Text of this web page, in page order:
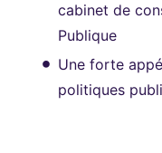
cabinet de
Publique
Une forte
politiques